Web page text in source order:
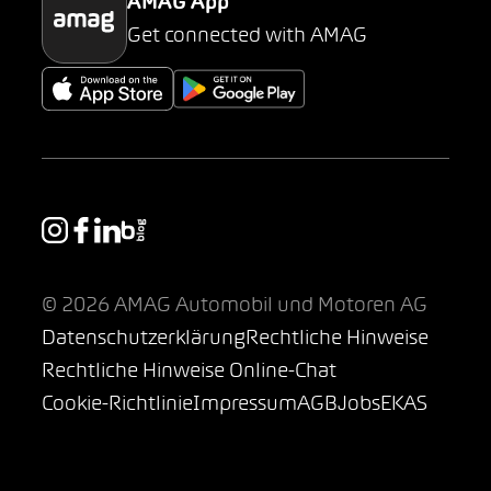
AMAG App
Get connected with AMAG
© 2026 AMAG Automobil und Motoren AG
DatenschutzerklärungRechtliche Hinweise
Rechtliche Hinweise Online-Chat
Cookie-RichtlinieImpressumAGBJobsEKAS